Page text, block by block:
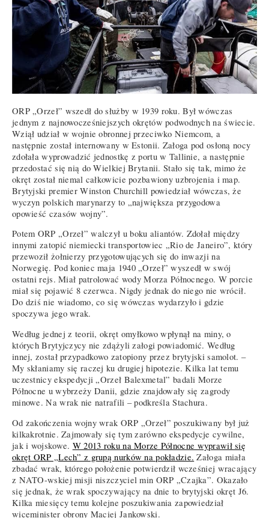
ORP „Orzeł” wszedł do służby w 1939 roku. Był wówczas
jednym z najnowocześniejszych okrętów podwodnych na świecie.
Wziął udział w wojnie obronnej przeciwko Niemcom, a
następnie został internowany w Estonii. Załoga pod osłoną nocy
zdołała wyprowadzić jednostkę z portu w Tallinie, a następnie
przedostać się nią do Wielkiej Brytanii. Stało się tak, mimo że
okręt został niemal całkowicie pozbawiony uzbrojenia i map.
Brytyjski premier Winston Churchill powiedział wówczas, że
wyczyn polskich marynarzy to „największa przygodowa
opowieść czasów wojny”.
Potem ORP „Orzeł” walczył u boku aliantów. Zdołał między
innymi zatopić niemiecki transportowiec „Rio de Janeiro”, który
przewoził żołnierzy przygotowujących się do inwazji na
Norwegię. Pod koniec maja 1940 „Orzeł” wyszedł w swój
ostatni rejs. Miał patrolować wody Morza Północnego. W porcie
miał się pojawić 8 czerwca. Nigdy jednak do niego nie wrócił.
Do dziś nie wiadomo, co się wówczas wydarzyło i gdzie
spoczywa jego wrak.
Według jednej z teorii, okręt omyłkowo wpłynął na miny, o
których Brytyjczycy nie zdążyli załogi powiadomić. Według
innej, został przypadkowo zatopiony przez brytyjski samolot. –
My skłaniamy się raczej ku drugiej hipotezie. Kilka lat temu
uczestnicy ekspedycji „Orzeł Balexmetal” badali Morze
Północne u wybrzeży Danii, gdzie znajdowały się zagrody
minowe. Na wrak nie natrafili – podkreśla Stachura.
Od zakończenia wojny wrak ORP „Orzeł” poszukiwany był już
kilkakrotnie. Zajmowały się tym zarówno ekspedycje cywilne,
jak i wojskowe. W 2013 roku na Morze Północne wyprawił się
okręt ORP „Lech” z grupą nurków na pokładzie. Załoga miała
zbadać wrak, którego położenie potwierdził wcześniej wracający
z NATO-wskiej misji niszczyciel min ORP „Czajka”. Okazało
się jednak, że wrak spoczywający na dnie to brytyjski okręt J6.
Kilka miesięcy temu kolejne poszukiwania zapowiedział
wiceminister obrony Maciej Jankowski.